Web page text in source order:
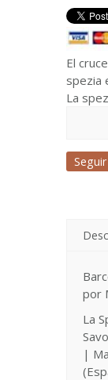
El
spezia
La
por
La
|